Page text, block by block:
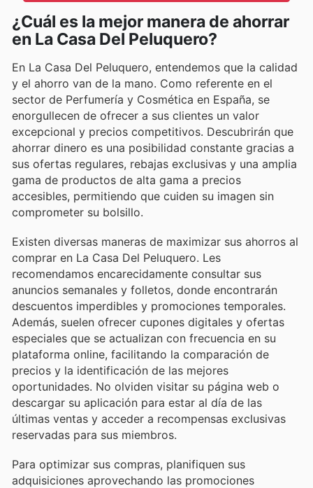
¿Cuál es la mejor manera de ahorrar
en La Casa Del Peluquero?
En La Casa Del Peluquero, entendemos que la calidad
y el ahorro van de la mano. Como referente en el
sector de Perfumería y Cosmética en España, se
enorgullecen de ofrecer a sus clientes un valor
excepcional y precios competitivos. Descubrirán que
ahorrar dinero es una posibilidad constante gracias a
sus ofertas regulares, rebajas exclusivas y una amplia
gama de productos de alta gama a precios
accesibles, permitiendo que cuiden su imagen sin
comprometer su bolsillo.
Existen diversas maneras de maximizar sus ahorros al
comprar en La Casa Del Peluquero. Les
recomendamos encarecidamente consultar sus
anuncios semanales y folletos, donde encontrarán
descuentos imperdibles y promociones temporales.
Además, suelen ofrecer cupones digitales y ofertas
especiales que se actualizan con frecuencia en su
plataforma online, facilitando la comparación de
precios y la identificación de las mejores
oportunidades. No olviden visitar su página web o
descargar su aplicación para estar al día de las
últimas ventas y acceder a recompensas exclusivas
reservadas para sus miembros.
Para optimizar sus compras, planifiquen sus
adquisiciones aprovechando las promociones